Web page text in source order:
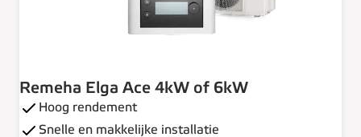
Remeha Elga Ace 4kW of 6kW
Hoog rendement
Snelle en makkelijke installatie